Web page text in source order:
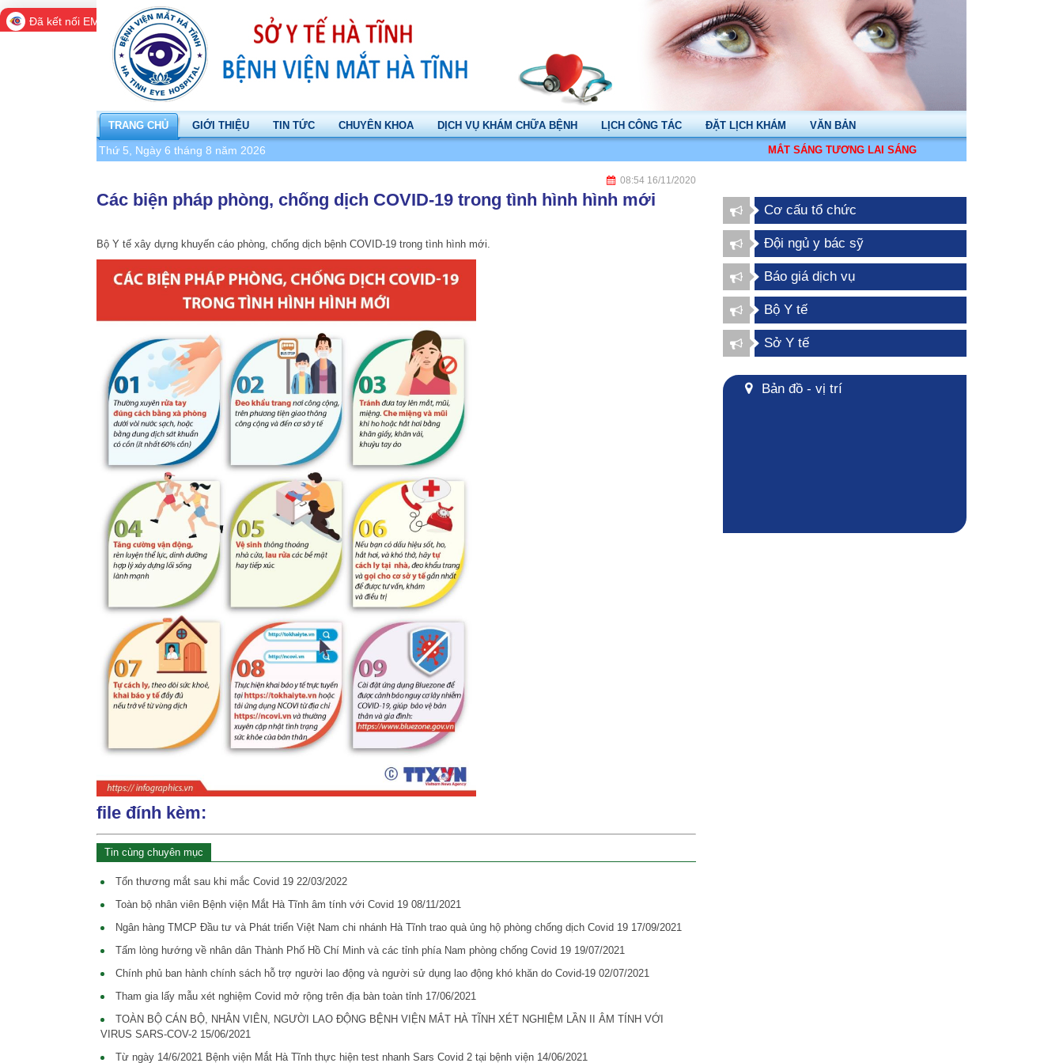
TRANG CHỦ GIỚI THIỆU TIN TỨC CHUYÊN KHOA DỊCH VỤ KHÁM CHỮA BỆNH LỊCH CÔNG TÁC ĐẶT LỊCH KHÁM VĂN BẢN
Thứ 5, Ngày 6 tháng 8 năm 2026 MẮT SÁNG TƯƠNG LAI SÁNG
08:54 16/11/2020
Các biện pháp phòng, chống dịch COVID-19 trong tình hình hình mới
Bộ Y tế xây dựng khuyến cáo phòng, chống dịch bệnh COVID-19 trong tình hình mới.
file đính kèm:
Tin cùng chuyên mục
Tổn thương mắt sau khi mắc Covid 19 22/03/2022
Toàn bộ nhân viên Bệnh viện Mắt Hà Tĩnh âm tính với Covid 19 08/11/2021
Ngân hàng TMCP Đầu tư và Phát triển Việt Nam chi nhánh Hà Tĩnh trao quà ủng hộ phòng chống dịch Covid 19 17/09/2021
Tấm lòng hướng về nhân dân Thành Phố Hồ Chí Minh và các tỉnh phía Nam phòng chống Covid 19 19/07/2021
Chính phủ ban hành chính sách hỗ trợ người lao động và người sử dụng lao động khó khăn do Covid-19 02/07/2021
Tham gia lấy mẫu xét nghiệm Covid mở rộng trên địa bàn toàn tỉnh 17/06/2021
TOÀN BỘ CÁN BỘ, NHÂN VIÊN, NGƯỜI LAO ĐỘNG BỆNH VIỆN MẮT HÀ TĨNH XÉT NGHIỆM LẦN II ÂM TÍNH VỚI
VIRUS SARS-COV-2 15/06/2021
Từ ngày 14/6/2021 Bệnh viện Mắt Hà Tĩnh thực hiện test nhanh Sars Covid 2 tại bệnh viện 14/06/2021
Cơ cấu tổ chức
Đội ngủ y bác sỹ
Báo giá dịch vụ
Bộ Y tế
Sở Y tế
Bản đồ - vị trí
Đã kết nối EMC